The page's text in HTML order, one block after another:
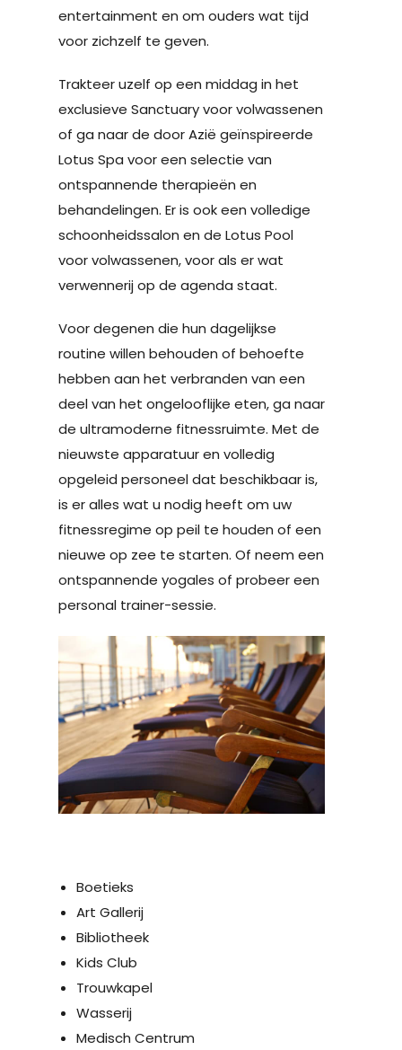
entertainment en om ouders wat tijd
voor zichzelf te geven.
Trakteer uzelf op een middag in het
exclusieve Sanctuary voor volwassenen
of ga naar de door Azië geïnspireerde
Lotus Spa voor een selectie van
ontspannende therapieën en
behandelingen. Er is ook een volledige
schoonheidssalon en de Lotus Pool
voor volwassenen, voor als er wat
verwennerij op de agenda staat.
Voor degenen die hun dagelijkse
routine willen behouden of behoefte
hebben aan het verbranden van een
deel van het ongelooflijke eten, ga naar
de ultramoderne fitnessruimte. Met de
nieuwste apparatuur en volledig
opgeleid personeel dat beschikbaar is,
is er alles wat u nodig heeft om uw
fitnessregime op peil te houden of een
nieuwe op zee te starten. Of neem een
​​ontspannende yogales of probeer een
personal trainer-sessie.
Boetieks
Art Gallerij
Bibliotheek
Kids Club
Trouwkapel
Wasserij
Medisch Centrum